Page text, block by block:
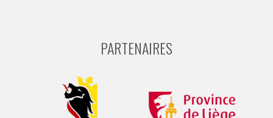
PARTENAIRES